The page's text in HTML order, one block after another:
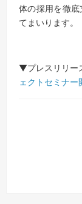
体の採用を徹
てまいります。
▼プレスリリ
ェクトセミナー